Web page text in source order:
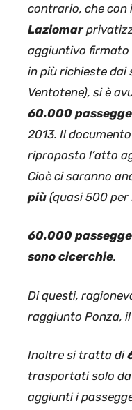
contrario, che
Laziomar
aggiuntivo firmato
in più richieste dai
Ventotene), si è
60.000
2013. Il
riproposto l’atto
Cioè ci saranno
più (quasi 500 per
60.000
sono cicerchie.
Di questi,
raggiunto Ponza,
Inoltre si tratta di
trasportati solo da
aggiunti i